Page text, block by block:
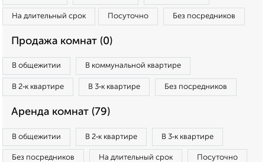
На длительный срок Посуточно Без посредников
Продажа комнат (0)
В общежитии В коммунальной квартире
В 2‑к квартире В 3‑к квартире Без посредников
Аренда комнат (79)
В общежитии В 2‑к квартире В 3‑к квартире
Без посредников На длительный срок Посуточно